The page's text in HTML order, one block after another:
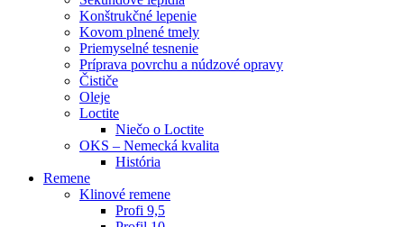
Konštrukčné lepenie
Kovom plnené tmely
Priemyselné tesnenie
Príprava povrchu a núdzové opravy
Čističe
Oleje
Loctite
Niečo o Loctite
OKS – Nemecká kvalita
História
Remene
Klinové remene
Profi 9,5